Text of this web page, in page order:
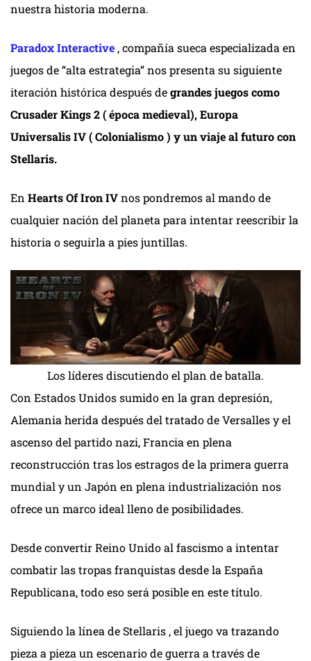
nuestra historia moderna.
Paradox Interactive , compañía sueca especializada en
juegos de “alta estrategia” nos presenta su siguiente
iteración histórica después degrandes juegos como
Crusader Kings 2 ( época medieval), Europa
Universalis IV ( Colonialismo ) y un viaje al futuro con
Stellaris.
En Hearts Of Iron IVnos pondremos al mando de
cualquier nación del planeta para intentar reescribir la
historia o seguirla a pies juntillas.
Los líderes discutiendo el plan de batalla.
Con Estados Unidos sumido en la gran depresión,
Alemania herida después del tratado de Versalles y el
ascenso del partido nazi, Francia en plena
reconstrucción tras los estragos de la primera guerra
mundial y un Japón en plena industrialización nos
ofrece un marco ideal lleno de posibilidades.
Desde convertir Reino Unido al fascismo a intentar
combatir las tropas franquistas desde la España
Republicana, todo eso será posible en este título.
Siguiendo la línea de Stellaris , el juego va trazando
pieza a pieza un escenario de guerra a través de